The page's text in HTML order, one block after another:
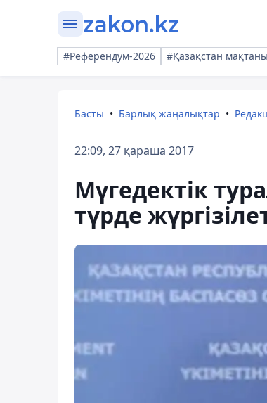
#Референдум-2026 #Қазақстан
Басты Барлық жаңалықтар
22:09, 27 қараша 2017
Мүгедектік
түрде